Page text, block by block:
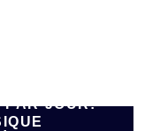
PAR JOUR: